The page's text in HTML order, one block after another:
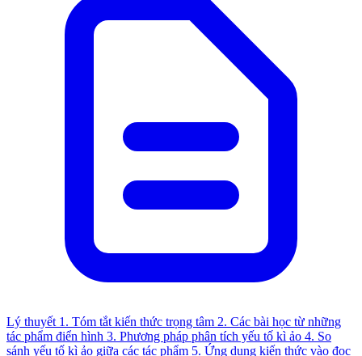
Lý thuyết 1. Tóm tắt kiến thức trọng tâm 2. Các bài học từ những
tác phẩm điển hình 3. Phương pháp phân tích yếu tố kì ảo 4. So
sánh yếu tố kì ảo giữa các tác phẩm 5. Ứng dụng kiến thức vào đọc